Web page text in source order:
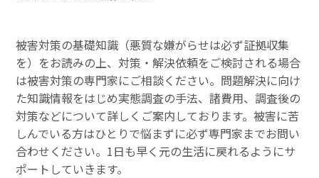
被害対策の基礎知識（悪質な嫌がらせは必ず証拠収集
を）をお読みの上、対策・解決依頼をご検討される場合
は被害対策の専門家にご相談ください。問題解決に向け
た知識情報をはじめ実態調査の手法、諸費用、調査後の
対策などについて詳しくご案内しております。被害に苦
しんでいる方はひとりで悩まずに必ず専門家までお問い
合わせください。1日も早く元の生活に戻れるようにサ
ポートしていきます。